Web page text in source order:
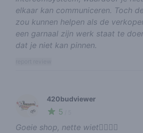
elkaar kan communiceren. Toch
zou kunnen helpen als de
een garnaal zijn werk staat te
dat je niet kan pinnen.
🌱
420budviewer
5
Goeie shop, nette wiet👌🏻🙌🏼